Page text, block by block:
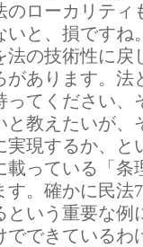
のローカリティ
いと、損ですね。
の技術性に戻
があります。
ってください、
と教えたいが、
実現するか、と
っている「条
す。確かに民法
という重要な例
でできているわ